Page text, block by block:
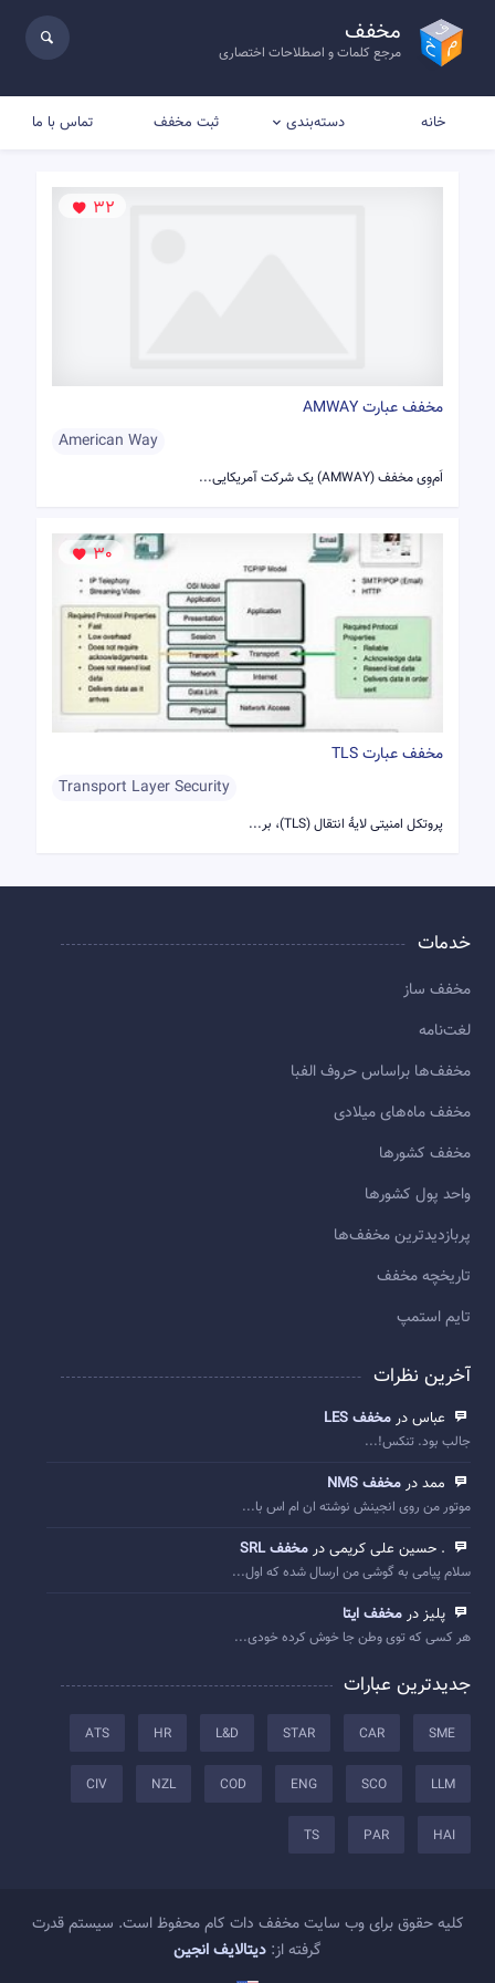
مخفف
مرجع کلمات و اصطلاحات اختصاری
خانه دسته‌بندی ثبت مخفف تماس با ما
32
مخفف عبارت AMWAY
American Way
اَم‌وِی مخفف (AMWAY) یک شرکت آمریکایی...
30
مخفف عبارت TLS
Transport Layer Security
پروتکل امنیتی لایهٔ انتقال (TLS)، بر...
خدمات
مخفف ساز
لغت‌نامه
مخفف‌ها براساس حروف الفبا
مخفف ماه‌های میلادی
مخفف کشورها
واحد پول کشورها
پربازديدترين مخفف‌ها
تاريخچه مخفف
تایم استمپ
آخرین نظرات
عباس در مخفف LES
جالب بود. تنکس!...
ممد در مخفف NMS
موتور من روی انجینش نوشته ان ام اس با...
. حسین علی کریمی در مخفف SRL
سلام پیامی به گوشی من ارسال شده که اول...
پلیز در مخفف ایتا
هر کسی که توی وطن جا خوش کرده خودی...
جدیدترین عبارات
SME
CAR
STAR
L&D
HR
ATS
LLM
SCO
ENG
COD
NZL
CIV
HAI
PAR
TS
کلیه حقوق برای وب سایت مخفف دات کام محفوظ است. سیستم قدرت
گرفته از: دیتالایف انجین